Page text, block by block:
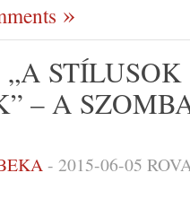
– A
- 2015-06-05